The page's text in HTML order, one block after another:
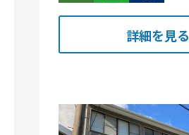
詳細を見る